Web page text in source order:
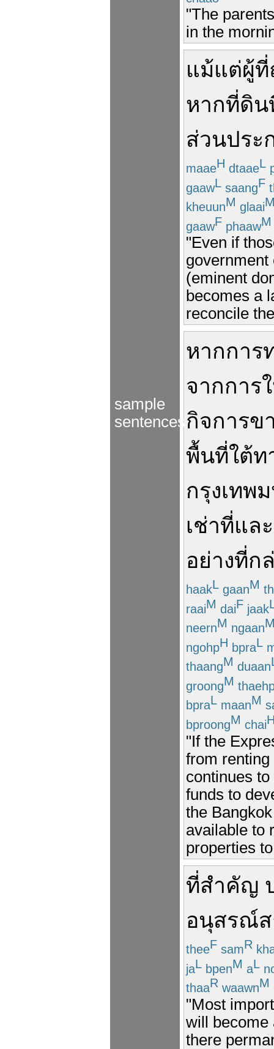
sample
sentences
"The
in the
แม้แต่ผู้ที่
หากที่ดิน
ส่วนประ
maaeH dtaaeL
gaawL saangF
kheuunM glaai
gaawF phaawM
"Even if
(eminent
becomes a
reconcile
หากการ
จากการ
กิจการข
พื้นที่ใต้ท
กรุงเทพ
เช่าที่และ
อย่างที่ก
haakL gaanM
raaiM daiF jaak
neernM ngaan
ngohpH bpraL
thaangM duaan
groongM
bpraL maanM
bproongM chai
"If the
from
continues
funds to
the
available to
properties
ที่สำคัญ
อนุสรณ์
theeF samR
jaL bpenM aL
thaaR waawnM
"Most
will become
there